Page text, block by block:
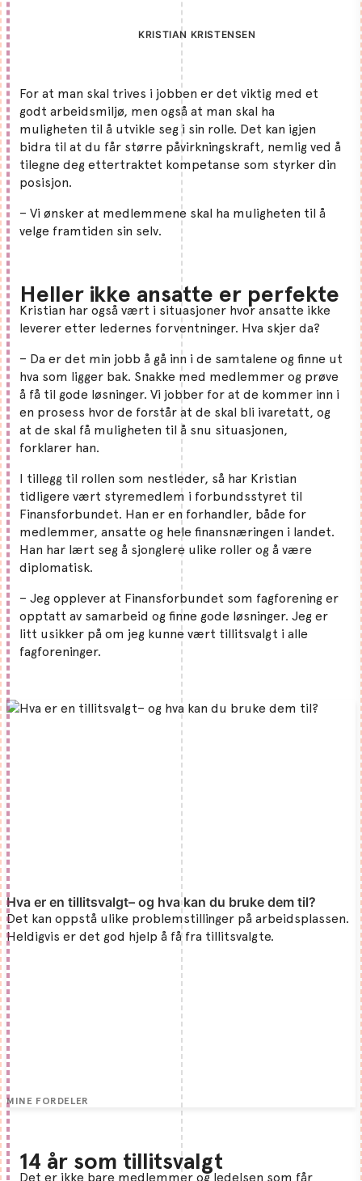
KRISTIAN KRISTENSEN
For at man skal trives i jobben er det viktig med et
godt arbeidsmiljø, men også at man skal ha
muligheten til å utvikle seg i sin rolle. Det kan igjen
bidra til at du får større påvirkningskraft, nemlig ved å
tilegne deg ettertraktet kompetanse som styrker din
posisjon.
– Vi ønsker at medlemmene skal ha muligheten til å
velge framtiden sin selv.
Heller ikke ansatte er perfekte
Kristian har også vært i situasjoner hvor ansatte ikke
leverer etter ledernes forventninger. Hva skjer da?
– Da er det min jobb å gå inn i de samtalene og finne ut
hva som ligger bak. Snakke med medlemmer og prøve
å få til gode løsninger. Vi jobber for at de kommer inn i
en prosess hvor de forstår at de skal bli ivaretatt, og
at de skal få muligheten til å snu situasjonen,
forklarer han.
I tillegg til rollen som nestleder, så har Kristian
tidligere vært styremedlem i forbundsstyret til
Finansforbundet. Han er en forhandler, både for
medlemmer, ansatte og hele finansnæringen i landet.
Han har lært seg å sjonglere ulike roller og å være
diplomatisk.
– Jeg opplever at Finansforbundet som fagforening er
opptatt av samarbeid og finne gode løsninger. Jeg er
litt usikker på om jeg kunne vært tillitsvalgt i alle
fagforeninger.
Hva er en tillitsvalgt– og hva kan du bruke dem til?
Det kan oppstå ulike problemstillinger på arbeidsplassen.
Heldigvis er det god hjelp å få fra tillitsvalgte.
MINE FORDELER
14 år som tillitsvalgt
Det er ikke bare medlemmer og ledelsen som får